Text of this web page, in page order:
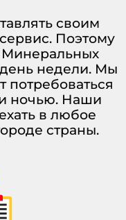
своим
Поэтому
Минеральных
недели. Мы
ночью. Наши
в любое
страны.